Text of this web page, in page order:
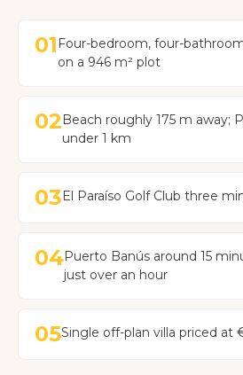
01 Four-bedroom, four-
on a 946 m² plot
02Beach roughly 175 m away;
under 1 km
03El Paraíso Golf Club three
04Puerto Banús around 15
just over an hour
05Single off-plan villa priced at